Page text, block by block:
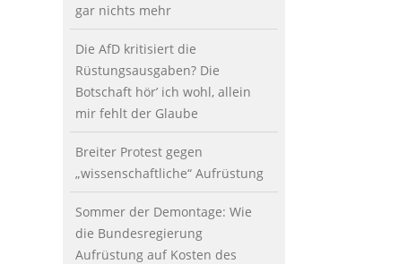
gar nichts mehr
Die AfD kritisiert die
Rüstungsausgaben? Die
Botschaft hör’ ich wohl, allein
mir fehlt der Glaube
Breiter Protest gegen
„wissenschaftliche“ Aufrüstung
Sommer der Demontage: Wie
die Bundesregierung
Aufrüstung auf Kosten des